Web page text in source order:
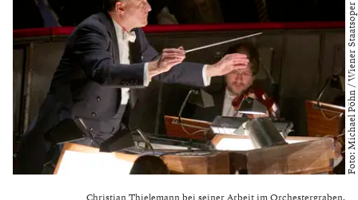
Christian Thielemann bei seiner Arbeit im Orchestergraben.
Foto: Michael Pöhn / Wiener Staatsoper